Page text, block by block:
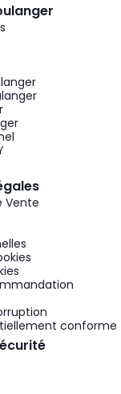
Vente
conforme